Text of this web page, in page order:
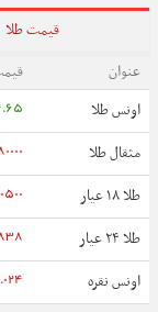
قیمت طلا
عنوان
اونس طلا
مثقال طلا
طلا ۱۸ عیار
طلا ۲۴ عیار
اونس نقره